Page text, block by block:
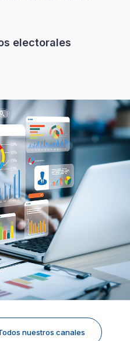
electorales
nuestros canales